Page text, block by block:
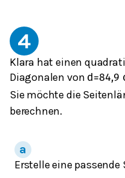
4
Klara hat einen
Diagonalen von d =84,9
Sie möchte die
berechnen.
Erstelle eine